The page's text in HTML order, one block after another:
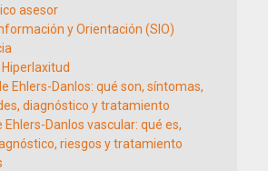
asesor
y Orientación (SIO)
Ehlers-Danlos: qué son, síntomas,
diagnóstico y tratamiento
Danlos vascular: qué es,
riesgos y tratamiento